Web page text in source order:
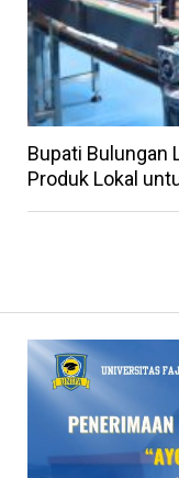
Bupati Bulungan
Produk Lokal